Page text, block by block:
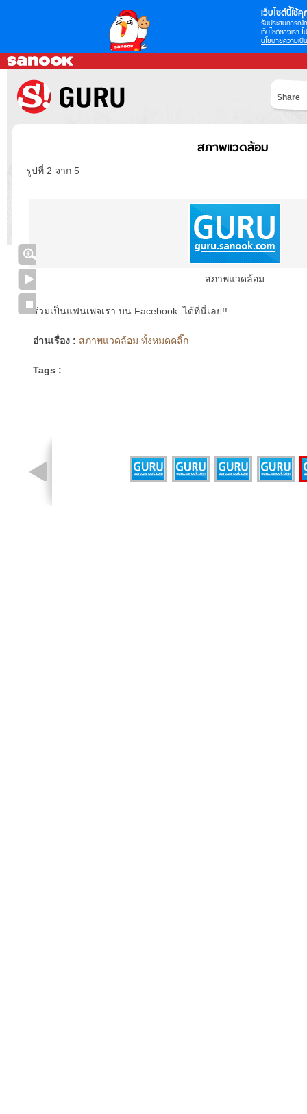
เว็บไซต์นี้ใช้คุ
รับประสบการณ์
เว็บไซต์ของเรา
นโยบายความเป็
Share
สภาพแวดล้อม
รูปที่ 2 จาก 5
สภาพแวดล้อม
ร่วมเป็นแฟนเพจเรา บน Facebook..ได้ที่นี่เลย!!
อ่านเรื่อง : สภาพแวดล้อม ทั้งหมดคลิ๊ก
Tags :